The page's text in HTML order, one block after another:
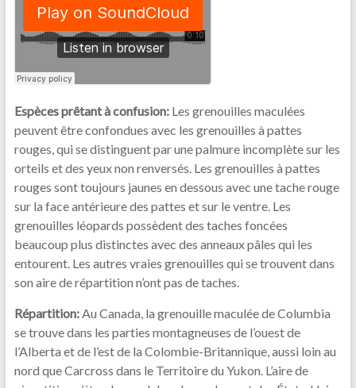
Espèces prêtant à confusion: Les grenouilles maculées
peuvent être confondues avec les grenouilles à pattes
rouges, qui se distinguent par une palmure incomplète sur les
orteils et des yeux non renversés. Les grenouilles à pattes
rouges sont toujours jaunes en dessous avec une tache rouge
sur la face antérieure des pattes et sur le ventre. Les
grenouilles léopards possèdent des taches foncées
beaucoup plus distinctes avec des anneaux pâles qui les
entourent. Les autres vraies grenouilles qui se trouvent dans
son aire de répartition n’ont pas de taches.
Répartition: Au Canada, la grenouille maculée de Columbia
se trouve dans les parties montagneuses de l’ouest de
l’Alberta et de l’est de la Colombie-Britannique, aussi loin au
nord que Carcross dans le Territoire du Yukon. L’aire de